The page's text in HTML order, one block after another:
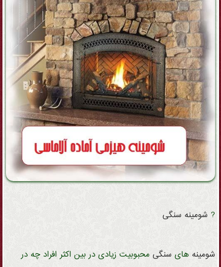
? شومینه سنگی
شومینه های سنگی محبوبیت زیادی در بین اکثر افراد چه در